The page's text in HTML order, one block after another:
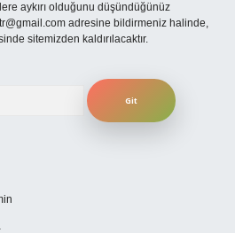
aykırı olduğunu düşündüğünüz
adresine bildirmeniz halinde,
sitemizden kaldırılacaktır.